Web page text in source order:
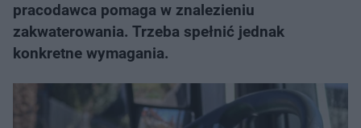
pracodawca pomaga w znalezieniu
zakwaterowania. Trzeba spełnić jednak
konkretne wymagania.